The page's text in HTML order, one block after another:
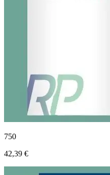
750
42,39 €